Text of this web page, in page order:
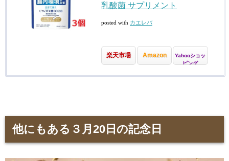
乳酸菌 サプリメント
posted with カエレバ
楽天市場 Amazon
Yahooショッ
ピング
他にもある３月20日の記念日